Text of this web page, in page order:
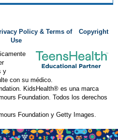
Policy & Terms of
Use
Copyright
y
con su médico.
KidsHealth® es una marca
Foundation. Todos los derechos
Foundation y Getty Images.